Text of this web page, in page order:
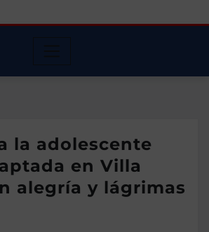
la adolescente
en Villa
alegría y lágrimas